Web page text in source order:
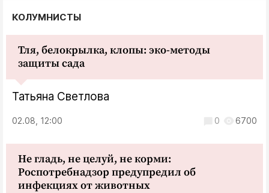
КОЛУМНИСТЫ
Тля, белокрылка, клопы: эко-методы
защиты сада
Татьяна Светлова
02.08, 12:00 0 6700
Не гладь, не целуй, не корми:
Роспотребнадзор предупредил об
инфекциях от животных